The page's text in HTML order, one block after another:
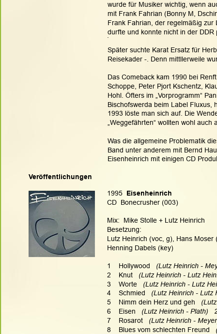
.
1995
  Eisenheinrich
CD  Bonecrusher (003)
Mix:  Mike Stolle + Lutz Heinrich
Besetzung:
Lutz Heinrich (voc, g), Hans
Henning Dabels (key)
1    Hollywood (Lutz Heinrich -
2    Knut (Lutz Heinrich - Lutz
3    Worte (Lutz Heinrich - Lutz
4    Schmied (Lutz Heinrich - Lutz
5    Nimm dein Herz und geh
6    Eisen (Lutz Heinrich - Plath)
7    Rosarot (Lutz Heinrich -
8    Blues vom schlechten Freund
wurde für Musiker wichtig, wenn
mit Frank Fahrian (Bonny M,
Frank Fahrian, der regelmäßig
durfte und konnte nicht in der
Später suchte Karat Ersatz für
Reisekader -. Denn mittllerweile
Das Comeback kam 1990 bei
Schoppe, Peter Pjort Kschentz,
Hohl. Öfters im „Vorprogramm“
Bischofswerda beim Label
1993 löste man sich auf. Die
„Weggefährten“ wollten wohl
Was die allgemeine Problematik
Band unter anderem mit Bernd
Eisenheinrich mit einigen CD
Veröffentlichungen